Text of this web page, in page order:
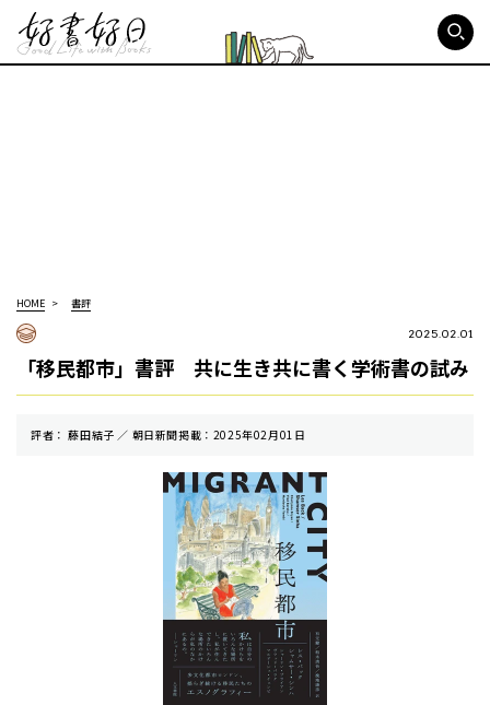
HOME 書評
2025.02.01
「移民都市」書評 共に生き共に書く学術書の試み
評者： 藤田結子 ／ 朝⽇新聞掲載：2025年02月01日